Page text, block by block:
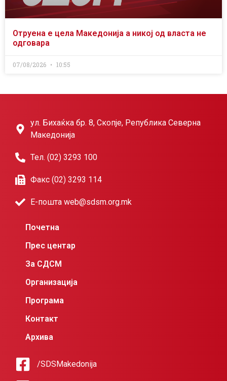
Отруена е цела Македонија а никој од власта не
одговара
07/08/2026 10:55
ул. Бихаќка бр. 8, Скопје, Република Северна
Македонија
Тел. (02) 3293 100
Факс (02) 3293 114
Е-пошта web@sdsm.org.mk
Почетна
Прес центар
За СДСМ
Организација
Програма
Контакт
Архива
/SDSMakedonija